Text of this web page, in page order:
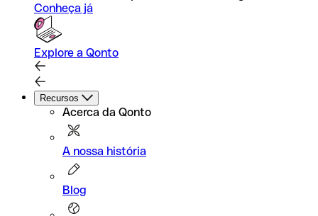
Conheça já
Explore a Qonto
Recursos
Acerca da Qonto
A nossa história
Blog